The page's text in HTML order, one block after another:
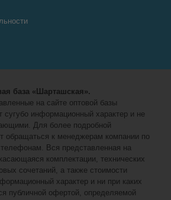
база «Шарташская».
на сайте оптовой базы
сугубо информационный характер и не
Для более подробной
обращаться к менеджерам компании по
Вся представленная на
комплектации, технических
сочетаний, а также стоимости
характер и ни при каких
публичной офертой, определяемой